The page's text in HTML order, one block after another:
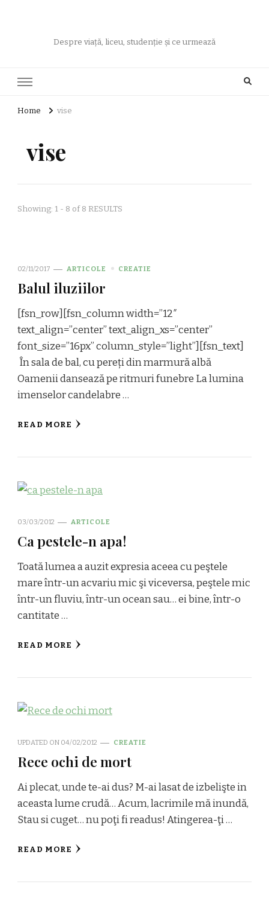
Despre viață, liceu, studenție și ce urmează
Home vise
vise
Showing: 1 - 8 of 8 RESULTS
02/11/2017 ARTICOLE CREATIE
Balul iluziilor
[fsn_row][fsn_column width=”12″
text_align=”center” text_align_xs=”center”
font_size=”16px” column_style=”light”][fsn_text]
În sala de bal, cu pereți din marmură albă
Oamenii dansează pe ritmuri funebre La lumina
imenselor candelabre …
READ MORE
03/03/2012 ARTICOLE
Ca pestele-n apa!
Toată lumea a auzit expresia aceea cu peştele
mare într-un acvariu mic şi viceversa, peştele mic
într-un fluviu, într-un ocean sau… ei bine, într-o
cantitate …
READ MORE
UPDATED ON 04/02/2012 CREATIE
Rece ochi de mort
Ai plecat, unde te-ai dus? M-ai lasat de izbelişte in
aceasta lume crudă… Acum, lacrimile mă inundă,
Stau si cuget… nu poţi fi readus! Atingerea-ţi …
READ MORE